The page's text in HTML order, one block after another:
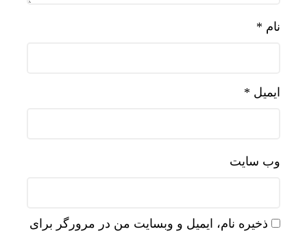
نام *
ایمیل *
وب‌ سایت
ذخیره نام، ایمیل و وبسایت من در مرورگر برای